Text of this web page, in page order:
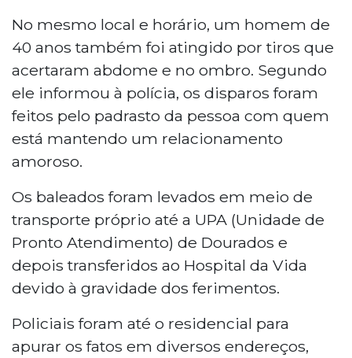
No mesmo local e horário, um homem de
40 anos também foi atingido por tiros que
acertaram abdome e no ombro. Segundo
ele informou à polícia, os disparos foram
feitos pelo padrasto da pessoa com quem
está mantendo um relacionamento
amoroso.
Os baleados foram levados em meio de
transporte próprio até a UPA (Unidade de
Pronto Atendimento) de Dourados e
depois transferidos ao Hospital da Vida
devido à gravidade dos ferimentos.
Policiais foram até o residencial para
apurar os fatos em diversos endereços,